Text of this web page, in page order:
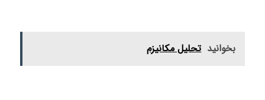
بخوانید تحليل مكانیزم